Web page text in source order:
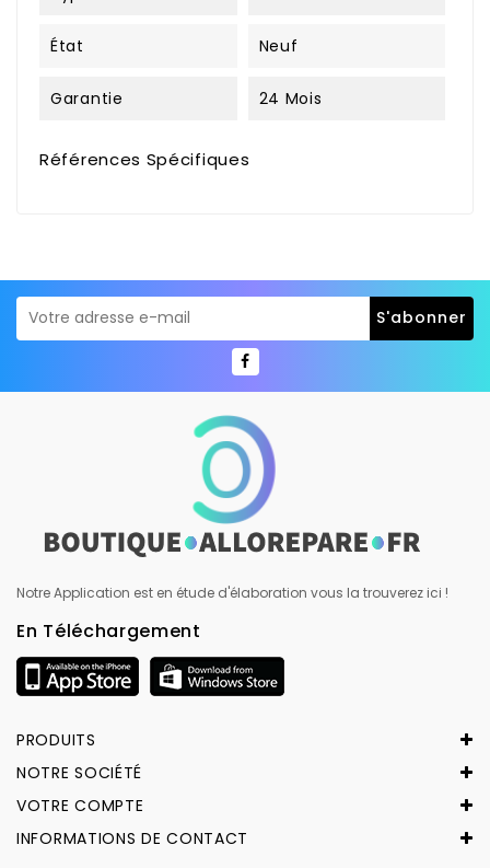
État Neuf
Garantie 24 Mois
Références Spécifiques
Notre Application est en étude d'élaboration vous la trouverez ici !
En Téléchargement
PRODUITS
NOTRE SOCIÉTÉ
VOTRE COMPTE
INFORMATIONS DE CONTACT